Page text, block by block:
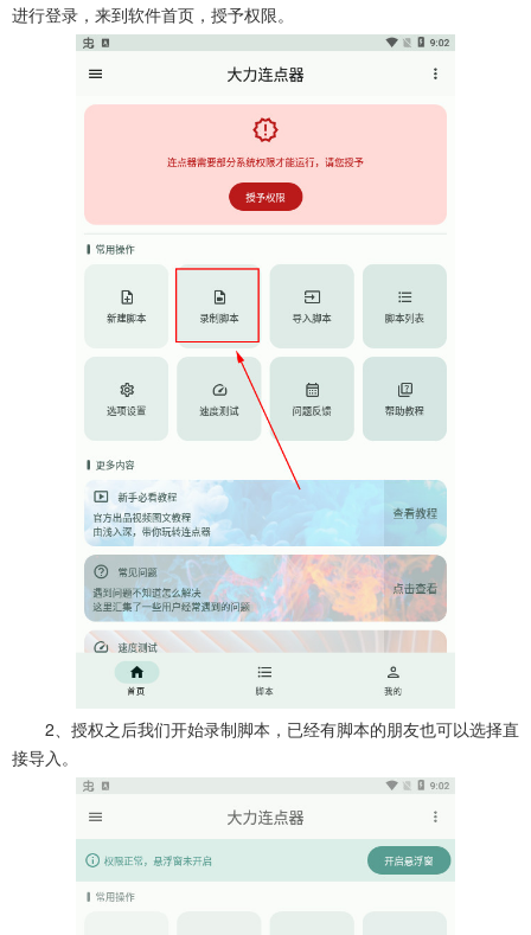
进行登录，来到软件首页，授予权限。
2、授权之后我们开始录制脚本，已经有脚本的朋友也可以选择直
接导入。